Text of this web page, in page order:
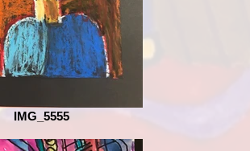
IMG_5555